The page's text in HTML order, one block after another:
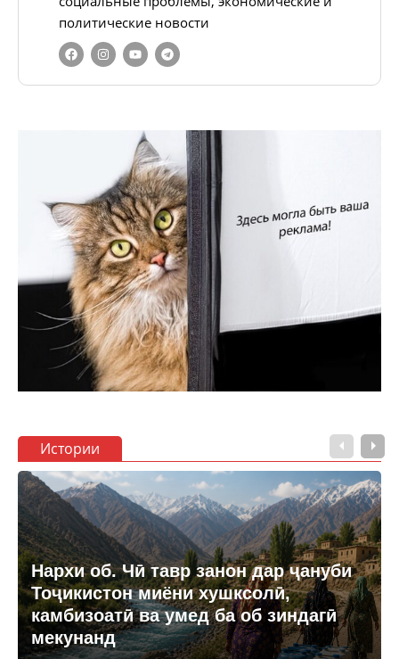
политические новости
Истории
Нархи об. Чӣ тавр занон дар ҷануби
Тоҷикистон миёни хушксолӣ,
камбизоатӣ ва умед ба об зиндагӣ
мекунанд